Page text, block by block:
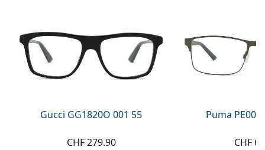
Prada
Alle Marken
Gucci GG1820O 001 55
CHF 279.90
Puma
CHF